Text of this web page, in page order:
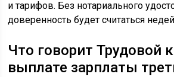
и тарифов. Без нотариального
доверенность будет считаться
Что говорит Трудовой
выплате зарплаты